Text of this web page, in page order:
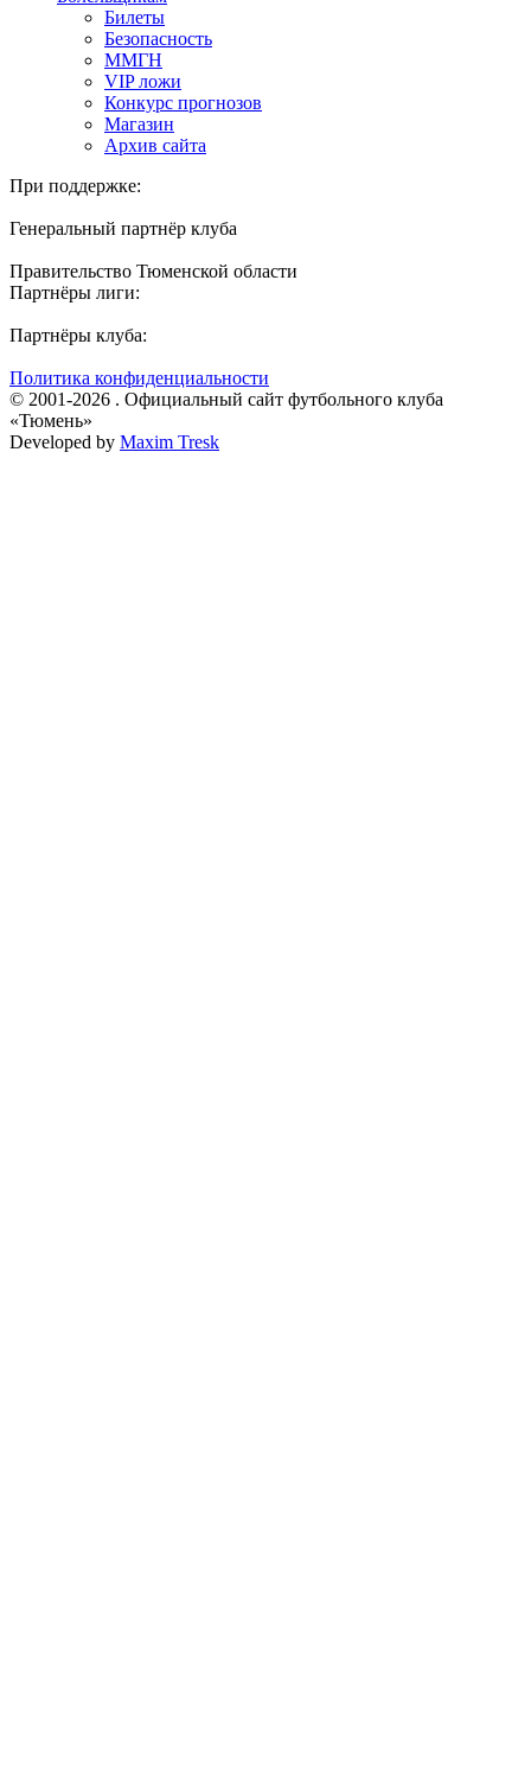
Билеты
Безопасность
ММГН
VIP ложи
Конкурс прогнозов
Магазин
Архив сайта
При поддержке:
Генеральный партнёр клуба
Правительство Тюменской области
Партнёры лиги:
Партнёры клуба:
Политика конфиденциальности
© 2001-2026 . Официальный сайт футбольного клуба
«Тюмень»
Developed by Maxim Tresk